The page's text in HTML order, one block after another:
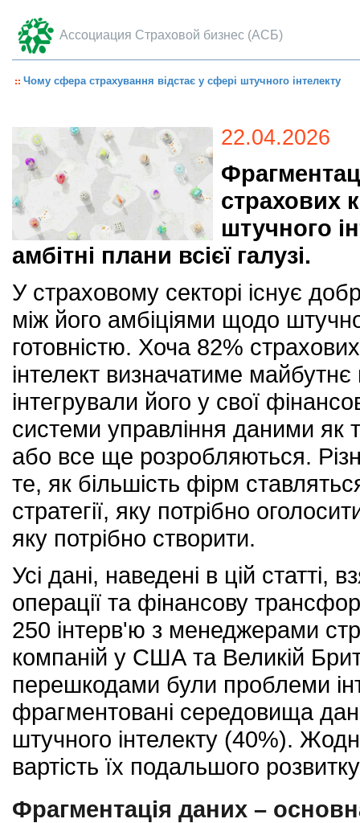
Ассоциация Страховой бизнес (АСБ)
Чому сфера страхування відстає у сфері штучного інтелекту
22.04.2026
страхових
штучного
амбітні плани всієї галузі.
У страховому секторі існує
між його амбіціями щодо
готовністю. Хоча 82%
інтелект визначатиме
інтегрували його у свої
системи управління даними як
або все ще розробляються.
те, як більшість фірм
стратегії, яку потрібно
яку потрібно створити.
Усі дані, наведені в цій статті,
операції та фінансову
250 інтерв'ю з менеджерами
компаній у США та Великій
перешкодами були проблеми
фрагментовані середовища
штучного інтелекту (40%).
вартість їх подальшого
Фрагментація даних –